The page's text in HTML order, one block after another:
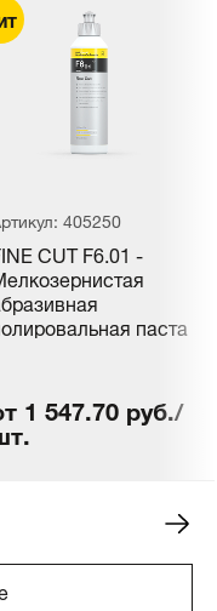
405250
CUT F6.01 -
паста
1 547.70 руб./